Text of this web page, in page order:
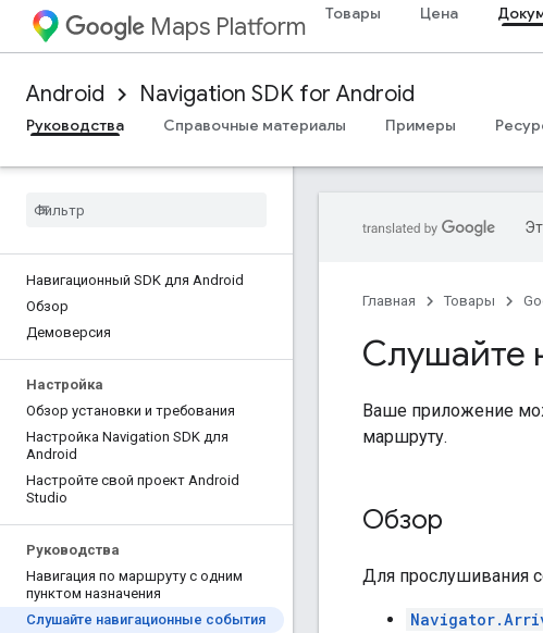
Maps Platform Товары Цена
Android Navigation SDK for Android
Руководства
Справочные материалы Примеры
Навигационный SDK для Android
Обзор
Демоверсия
Настройка
Обзор установки и требования
Настройка Navigation SDK для
Android
Настройте свой проект Android
Studio
Руководства
Навигация по маршруту с одним
пунктом назначения
Слушайте навигационные события
Главная Товары
Слушайте
Ваше приложение
маршруту.
Обзор
Для прослушивания